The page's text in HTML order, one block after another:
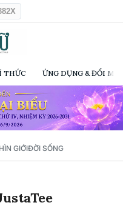
THỨC ỨNG DỤNG & ĐỔI
GIỚIĐỜI SỐNG